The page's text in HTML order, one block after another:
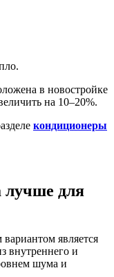
в новостройке
на 10–20%.
кондиционеры
лучше для
является
внутреннего и
шума и